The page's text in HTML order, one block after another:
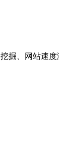
、网站速